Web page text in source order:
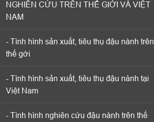
NGHIÊN CỨU TRÊN THẾ GIỚI VÀ VIỆT
NAM
- Tình hình sản xuất, tiêu thụ đậu nành trên
thế gới
- Tình hình sản xuất, tiêu thụ đậu nành tại
Việt Nam
- Tình hình nghiên cứu đậu nành trên thế
NGHIÊN CỨU TRÊN THẾ GIỚI VÀ VIỆT
NAM
- Tình hình sản xuất, tiêu thụ đậu nành trên
thế gới
- Tình hình sản xuất, tiêu thụ đậu nành tại
Việt Nam
- Tình hình nghiên cứu đậu nành trên thế